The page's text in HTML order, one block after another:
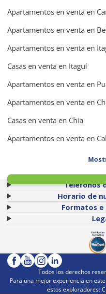
Apartamentos en venta en
Apartamentos en venta en
Apartamentos en venta en
Casas en venta en Itaguí
Apartamentos en venta en
Apartamentos en venta en
Casas en venta en Chia
Apartamentos en venta en
Teléfonos
Horario de
Formatos
Todos los derechos
Para una mejor experiencia en
estos exploradores: